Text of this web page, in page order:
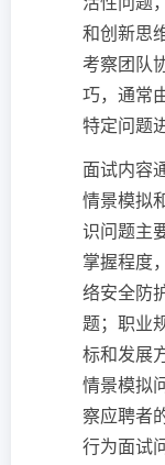
和创新思
考察团队
巧，通常
特定问题
面试内容
情景模拟
识问题主
掌握程度
络安全防
题；职业
标和发展
情景模拟
察应聘者
行为面试